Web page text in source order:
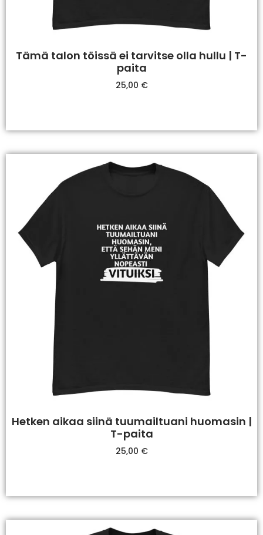
Tämä talon töissä ei tarvitse olla hullu | T-
paita
25,00 €
Hetken aikaa siinä tuumailtuani huomasin |
T-paita
25,00 €